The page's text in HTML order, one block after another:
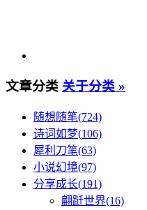
文章分类 关于分类 »
随想随笔(724)
诗词如梦(106)
犀利刀笔(63)
小说幻境(97)
分享成长(191)
翩跹世界(16)